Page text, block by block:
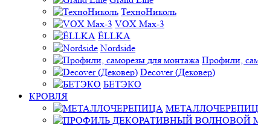
ТехноНиколь
VOX Max-3
ЁLLKA
Nordside
Профили,
Decover (Дековер)
БЕТЭКО
КРОВЛЯ